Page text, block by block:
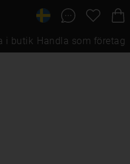
i butik Handla som företag